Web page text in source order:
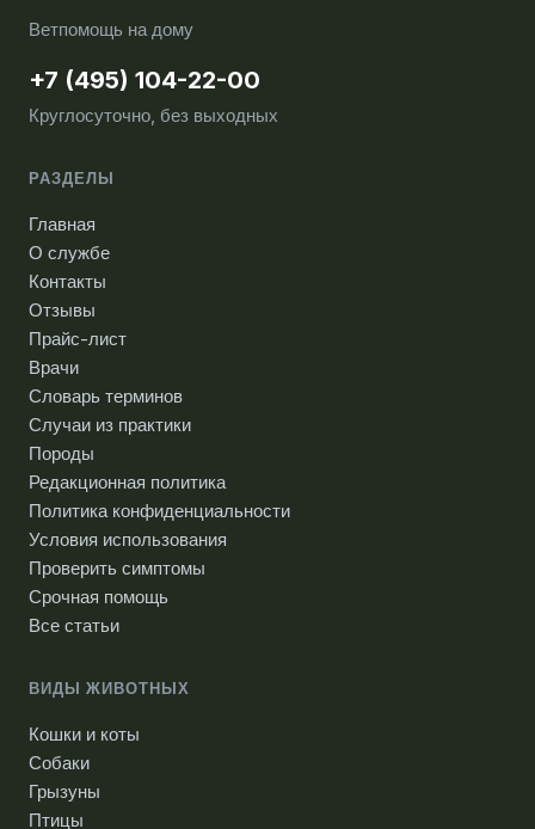
Ветпомощь на дому
+7 (495) 104-22-00
Круглосуточно, без выходных
РАЗДЕЛЫ
Главная
О службе
Контакты
Отзывы
Прайс-лист
Врачи
Словарь терминов
Случаи из практики
Породы
Редакционная политика
Политика конфиденциальности
Условия использования
Проверить симптомы
Срочная помощь
Все статьи
ВИДЫ ЖИВОТНЫХ
Кошки и коты
Собаки
Грызуны
Птицы